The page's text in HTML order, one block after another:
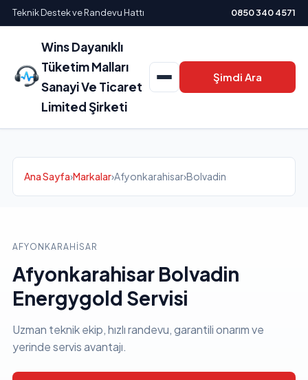
Teknik Destek ve Randevu Hattı 0850 340 4571
Wins Dayanıklı
Tüketim Malları
Sanayi Ve Ticaret
Limited Şirketi
Şimdi Ara
Ana Sayfa›Markalar›Afyonkarahisar›Bolvadin
AFYONKARAHISAR
Afyonkarahisar Bolvadin
Energygold Servisi
Uzman teknik ekip, hızlı randevu, garantili onarım ve
yerinde servis avantajı.